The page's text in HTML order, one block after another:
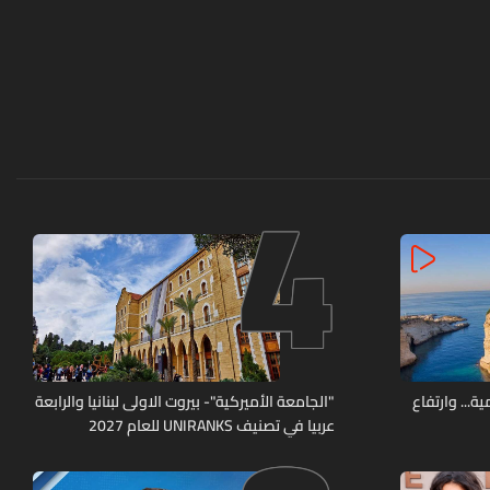
وارتفاع
4
"الجامعة الأميركية"- بيروت الاولى لبنانيا والرابعة
عربيا في تصنيف UNIRANKS للعام 2027